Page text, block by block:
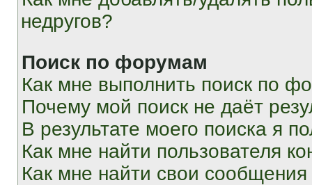
недругов?
Поиск по форумам
Как мне выполнить поиск по
Почему мой поиск не даёт
В результате моего поиска я
Как мне найти пользователя
Как мне найти свои